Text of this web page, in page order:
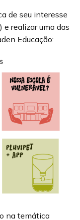
de seu interesse
e realizar uma das
Educação:
na temática